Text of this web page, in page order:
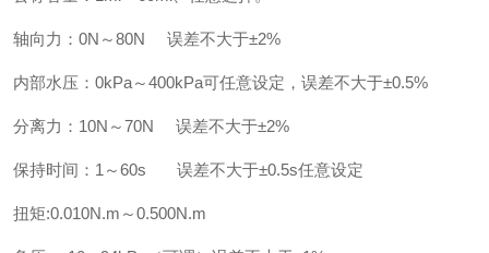
轴向力：0N～80N 误差不大于±2%
内部水压：0kPa～400kPa可任意设定，误差不大于±0.5%
分离力：10N～70N 误差不大于±2%
保持时间：1～60s 误差不大于±0.5s任意设定
扭矩:0.010N.m～0.500N.m